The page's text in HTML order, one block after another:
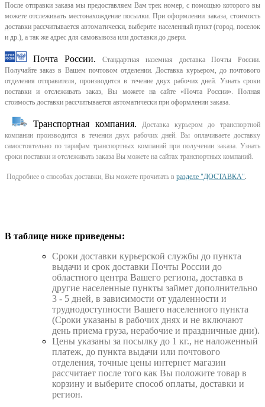
После отправки заказа мы предоставляем Вам трек номер, с помощью которого вы
можете отслеживать местонахождение посылки. При оформлении заказа, стоимость
доставки рассчитывается автоматически, выберите населенный пункт (город, поселок
и др.), а так же адрес для самовывоза или доставки до двери.
Почта России.
Стандартная наземная доставка Почты России.
Получайте заказ в Вашем почтовом отделении. Доставка курьером, до почтового
отделения отправителя, производится в течение двух рабочих дней. Узнать сроки
поставки и отслеживать заказ, Вы можете на сайте «Почта России». Полная
стоимость доставки рассчитывается автоматически при оформлении заказа.
Транспортная компания.
Доставка курьером до транспортной
компании производится в течении двух рабочих дней. Вы оплачиваете доставку
самостоятельно по тарифам транспортных компаний при получении заказа. Узнать
сроки поставки и отслеживать заказа Вы можете на сайтах транспортных компаний.
Подробнее о способах доставки, Вы можете прочитать в разделе "ДОСТАВКА".
В таблице ниже приведены:
Cроки доставки курьерской службы до пункта
выдачи и срок доставки Почты России до
областного центра Вашего региона, доставка в
другие населенные пункты займет дополнительно
3 - 5 дней, в зависимости от удаленности и
труднодоступности Вашего населенного пункта
(Сроки указаны в рабочих днях и не включают
день приема груза, нерабочие и праздничные дни).
Цены указаны за посылку до 1 кг., не наложенный
платеж, до пункта выдачи или почтового
отделения, точные цены интернет магазин
рассчитает после того как Вы положите товар в
корзину и выберите способ оплаты, доставки и
регион.